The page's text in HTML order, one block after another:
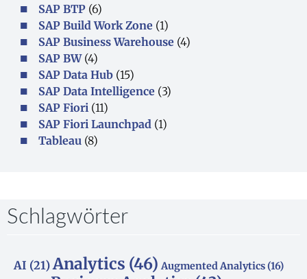
SAP BTP (6)
SAP Build Work Zone (1)
SAP Business Warehouse (4)
SAP BW(4)
SAP Data Hub (15)
SAP Data Intelligence (3)
SAP Fiori (11)
SAP Fiori Launchpad (1)
Tableau (8)
Schlagwörter
AI (21) Analytics (46) Augmented Analytics(16)